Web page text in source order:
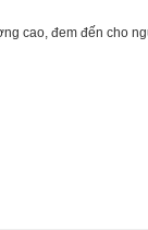
cao, đem đến cho